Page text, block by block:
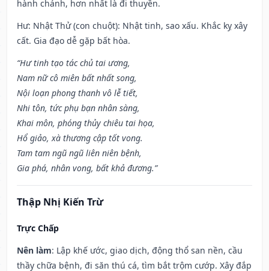
hành chánh, hơn nhất là đi thuyền.
Hư: Nhật Thử (con chuột): Nhật tinh, sao xấu. Khắc kỵ xây
cất. Gia đạo dễ gặp bất hòa.
“Hư tinh tạo tác chủ tai ương,
Nam nữ cô miên bất nhất song,
Nội loạn phong thanh vô lễ tiết,
Nhi tôn, tức phụ bạn nhân sàng,
Khai môn, phóng thủy chiêu tai họa,
Hổ giảo, xà thương cập tốt vong.
Tam tam ngũ ngũ liên niên bệnh,
Gia phá, nhân vong, bất khả đương.”
Thập Nhị Kiến Trừ
Trực Chấp
Nên làm: Lập khế ước, giao dịch, động thổ san nền, cầu
thầy chữa bệnh, đi săn thú cá, tìm bắt trộm cướp. Xây đắp